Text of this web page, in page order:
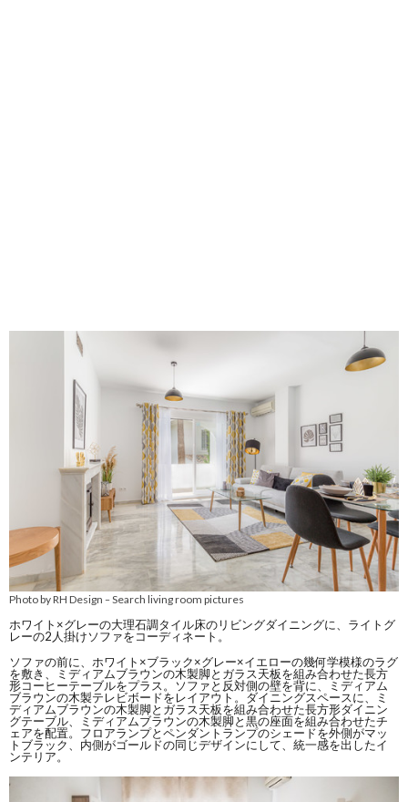
Photo by RH Design –Search living room pictures
ホワイト×グレーの大理石調タイル床のリビングダイニングに、ライトグ
レーの2人掛けソファをコーディネート。
ソファの前に、ホワイト×ブラック×グレー×イエローの幾何学模様のラグ
を敷き、ミディアムブラウンの木製脚とガラス天板を組み合わせた長方
形コーヒーテーブルをプラス。ソファと反対側の壁を背に、ミディアム
ブラウンの木製テレビボードをレイアウト。ダイニングスペースに、ミ
ディアムブラウンの木製脚とガラス天板を組み合わせた長方形ダイニン
グテーブル、ミディアムブラウンの木製脚と黒の座面を組み合わせたチ
ェアを配置。フロアランプとペンダントランプのシェードを外側がマッ
トブラック、内側がゴールドの同じデザインにして、統一感を出したイ
ンテリア。